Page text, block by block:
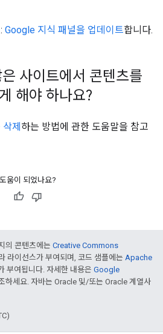
: Google 지식 패널을 업데이트합니다.
사이트에서 콘텐츠를
해야 하나요?
제 하는 방법에 관한 도움말을 참고
도움이 되었나요?
의 콘텐츠에는 Creative Commons
라이선스가 부여되며, 코드 샘플에는 Apache
부여됩니다. 자세한 내용은 Google
하세요. 자바는 Oracle 및/또는 Oracle 계열사